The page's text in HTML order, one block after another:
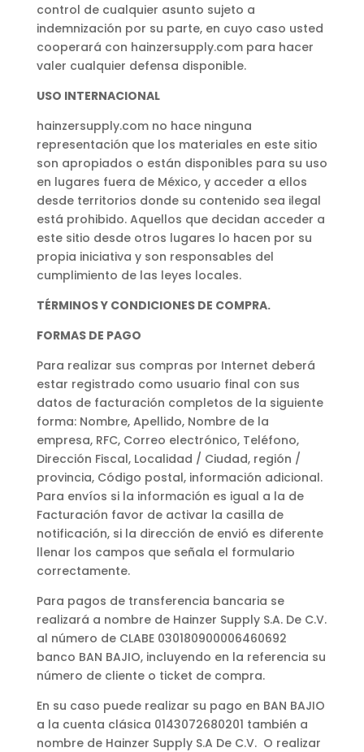
control de cualquier asunto sujeto a
indemnización por su parte, en cuyo caso usted
cooperará con hainzersupply.com para hacer
valer cualquier defensa disponible.
USO INTERNACIONAL
hainzersupply.com no hace ninguna
representación que los materiales en este sitio
son apropiados o están disponibles para su uso
en lugares fuera de México, y acceder a ellos
desde territorios donde su contenido sea ilegal
está prohibido. Aquellos que decidan acceder a
este sitio desde otros lugares lo hacen por su
propia iniciativa y son responsables del
cumplimiento de las leyes locales.
TÉRMINOS Y CONDICIONES DE COMPRA.
FORMAS DE PAGO
Para realizar sus compras por Internet deberá
estar registrado como usuario final con sus
datos de facturación completos de la siguiente
forma: Nombre, Apellido, Nombre de la
empresa, RFC, Correo electrónico, Teléfono,
Dirección Fiscal, Localidad / Ciudad, región /
provincia, Código postal, información adicional.
Para envíos si la información es igual a la de
Facturación favor de activar la casilla de
notificación, si la dirección de envió es diferente
llenar los campos que señala el formulario
correctamente.
Para pagos de transferencia bancaria se
realizará a nombre de Hainzer Supply S.A. De C.V.
al número de CLABE 030180900006460692
banco BAN BAJIO, incluyendo en la referencia su
número de cliente o ticket de compra.
En su caso puede realizar su pago en BAN BAJIO
a la cuenta clásica 0143072680201 también a
nombre de Hainzer Supply S.A De C.V. O realizar